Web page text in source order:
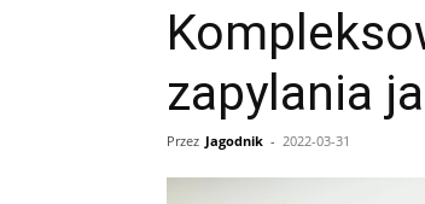
zapylania
Przez Jagodnik - 2022-03-31